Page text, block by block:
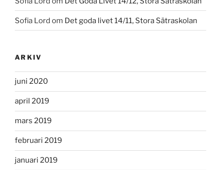
Sofia Lord om Det goda livet 14/11, Stora Sätraskolan
ARKIV
juni 2020
april 2019
mars 2019
februari 2019
januari 2019